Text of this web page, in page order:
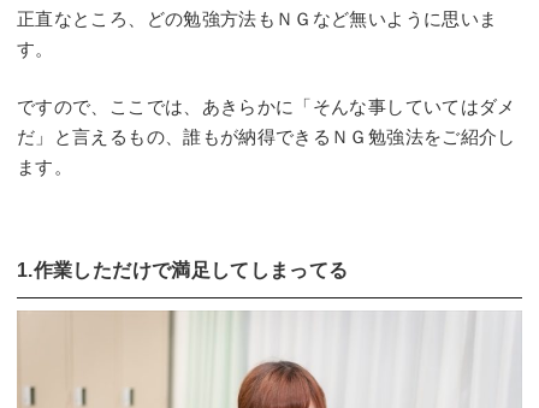
正直なところ、どの勉強方法もＮＧなど無いように思いま
す。
ですので、ここでは、あきらかに「そんな事していてはダメ
だ」と言えるもの、誰もが納得できるＮＧ勉強法をご紹介し
ます。
1.作業しただけで満足してしまってる